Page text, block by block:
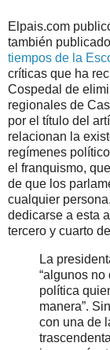
Elpais.com
también
tiempos de la
críticas que ha
Cospedal de
regionales de
por el título del
relacionan la
regímenes
el franquismo,
de que los
cualquier
dedicarse a esta
tercero y cuarto
La
“algunos
política
manera”.
con una de